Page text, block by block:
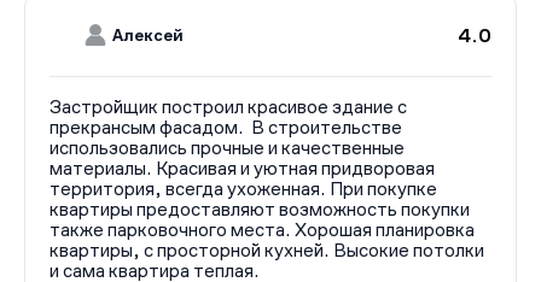
Алексей 4.0
Застройщик построил красивое здание с
прекрансым фасадом. В строительстве
использовались прочные и качественные
материалы. Красивая и уютная придворовая
территория, всегда ухоженная. При покупке
квартиры предоставляют возможность покупки
также парковочного места. Хорошая планировка
квартиры, с просторной кухней. Высокие потолки
и сама квартира теплая.